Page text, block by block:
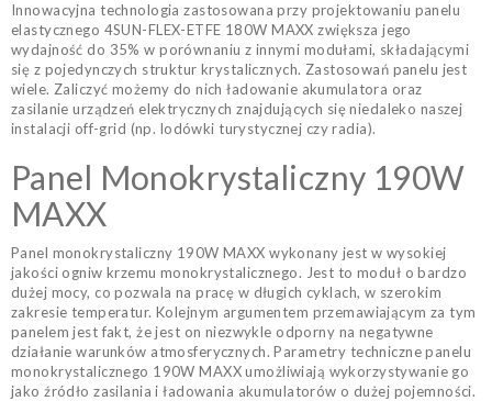
Innowacyjna technologia zastosowana przy projektowaniu panelu
elastycznego 4SUN-FLEX-ETFE 180W MAXX zwiększa jego
wydajność do 35% w porównaniu z innymi modułami, składającymi
się z pojedynczych struktur krystalicznych. Zastosowań panelu jest
wiele. Zaliczyć możemy do nich ładowanie akumulatora oraz
zasilanie urządzeń elektrycznych znajdujących się niedaleko naszej
instalacji off-grid (np. lodówki turystycznej czy radia).
Panel Monokrystaliczny 190W
MAXX
Panel monokrystaliczny 190W MAXX wykonany jest w wysokiej
jakości ogniw krzemu monokrystalicznego. Jest to moduł o bardzo
dużej mocy, co pozwala na pracę w długich cyklach, w szerokim
zakresie temperatur. Kolejnym argumentem przemawiającym za tym
panelem jest fakt, że jest on niezwykle odporny na negatywne
działanie warunków atmosferycznych. Parametry techniczne panelu
monokrystalicznego 190W MAXX umożliwiają wykorzystywanie go
jako źródło zasilania i ładowania akumulatorów o dużej pojemności.